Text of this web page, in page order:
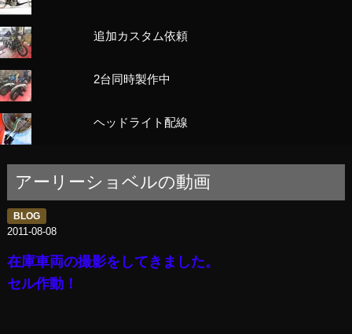
追加カスタム依頼
2台同時製作中
ヘッドライト配線
アーリーショベルの動画
BLOG
2011-08-08
在庫車両の撮影をしてきました。
セル作動！